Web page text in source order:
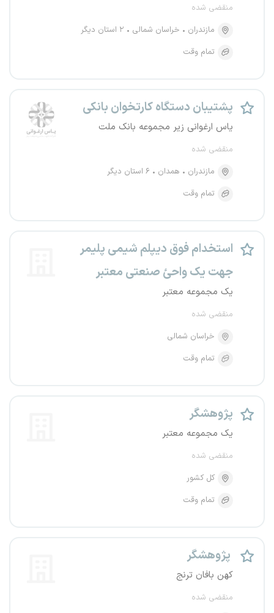
منقضی شده
مازندران
خراسان شمالی
۲ استان دیگر
تمام وقت
پشتیبان دستگاه کارتخوان بانکی
یاس ارغوانی زیر مجموعه بانک ملت
منقضی شده
مازندران
همدان
۶ استان دیگر
تمام وقت
استخدام فوق دیپلم شیمی پلیمر
جهت یک واحئ صنعتی معتبر
یک مجموعه معتبر
منقضی شده
خراسان شمالی
تمام وقت
پژوهشگر
یک مجموعه معتبر
منقضی شده
کل کشور
تمام وقت
پژوهشگر
کهن بافان ترنج
منقضی شده